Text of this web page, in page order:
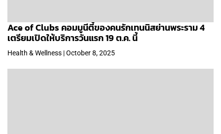
Ace of Clubs คอมมูนีตี้ของคนรักเทนนิสย่านพระราม 4
เตรียมเปิดให้บริการวันแรก 19 ต.ค. นี้
Health & Wellness | October 8, 2025